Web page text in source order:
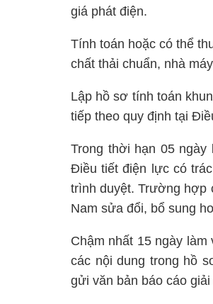
giá phát điện.
Tính toán hoặc có thể
chất thải chuẩn, nhà
Lập hồ sơ tính toán
tiếp theo quy định tại
Trong thời hạn 05
Điều tiết điện lực có
trình duyệt. Trường hợp
Nam sửa đổi, bổ sung
Chậm nhất 15 ngày
các nội dung trong hồ
gửi văn bản báo cáo